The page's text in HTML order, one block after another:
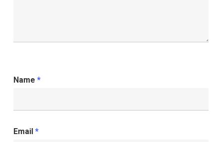
Name *
Email *